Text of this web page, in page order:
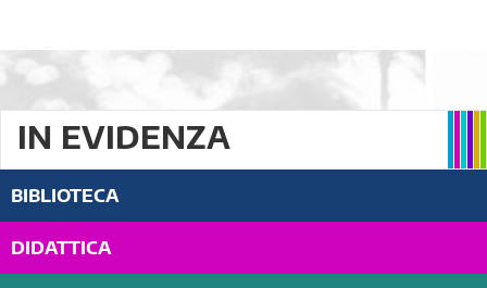
IN EVIDENZA
BIBLIOTECA
DIDATTICA